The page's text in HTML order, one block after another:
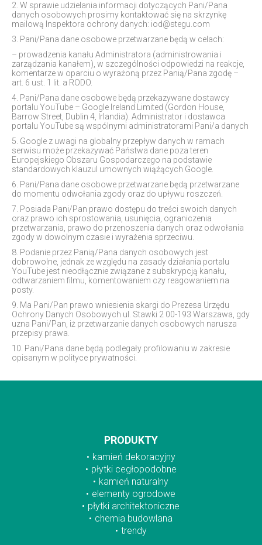
2. W sprawie udzielania informacji dotyczących Pani/Pana
danych osobowych prosimy kontaktować się na skrzynkę
mailową Inspektora ochrony danych: iod@stegu.com
3. Pani/Pana dane osobowe przetwarzane będą w celach:
– prowadzenia kanału Administratora (administrowania i
zarządzania kanałem), w szczególności odpowiedzi na reakcje,
komentarze w oparciu o wyrażoną przez Panią/Pana zgodę –
art. 6 ust. 1 lit. a RODO.
4. Pani/Pana dane osobowe będą przekazywane dostawcy
portalu YouTube – Google Ireland Limited (Gordon House,
Barrow Street, Dublin 4, Irlandia). Administrator i dostawca
portalu YouTube są wspólnymi administratorami Pani/a danych
5. Google z uwagi na globalny przepływ danych w ramach
serwisu może przekazywać Państwa dane poza teren
Europejskiego Obszaru Gospodarczego na podstawie
standardowych klauzul umownych wiążących Google.
6. Pani/Pana dane osobowe przetwarzane będą przetwarzane
do momentu odwołania zgody oraz do upływu roszczeń.
7. Posiada Pani/Pan prawo dostępu do treści swoich danych
oraz prawo ich sprostowania, usunięcia, ograniczenia
przetwarzania, prawo do przenoszenia danych oraz odwołania
zgody w dowolnym czasie i wyrażenia sprzeciwu.
8. Podanie przez Panią/Pana danych osobowych jest
dobrowolne, jednak ze względu na zasady działania portalu
YouTube jest nieodłącznie związane z subskrypcją kanału,
odtwarzaniem filmu, komentowaniem czy reagowaniem na
posty.
9. Ma Pani/Pan prawo wniesienia skargi do Prezesa Urzędu
Ochrony Danych Osobowych ul. Stawki 2 00-193 Warszawa, gdy
uzna Pani/Pan, iż przetwarzanie danych osobowych narusza
przepisy prawa.
10. Pani/Pana dane będą podlegały profilowaniu w zakresie
opisanym w polityce prywatności.
PRODUKTY
kamień dekoracyjny
płytki cegłopodobne
kamień naturalny
elementy ogrodowe
płytki architektoniczne
chemia budowlana
trendy